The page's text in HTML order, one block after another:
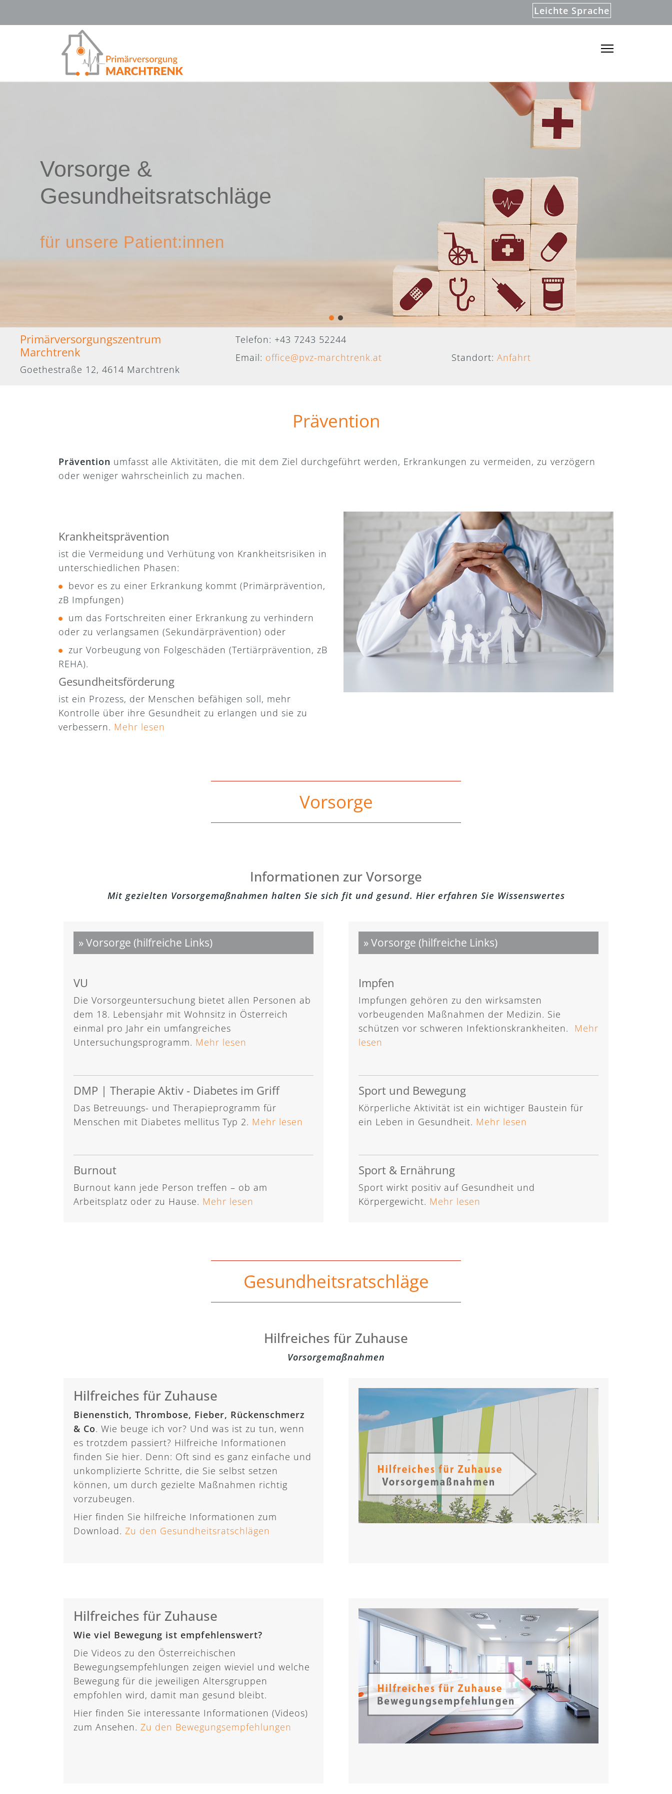
Leichte Sprache
Vorsorge &
Gesundheitsratschläge
für unsere Patient:innen
Primärversorgungszentrum
Marchtrenk
Goethestraße 12, 4614 Marchtrenk
Telefon: +43 7243 52244
Email: office@pvz-marchtrenk.at Standort: Anfahrt
Prävention
Prävention umfasst alle Aktivitäten, die mit dem Ziel durchgeführt werden, Erkrankungen zu vermeiden, zu verzögern
oder weniger wahrscheinlich zu machen.
Krankheitsprävention
ist die Vermeidung und Verhütung von Krankheitsrisiken in
unterschiedlichen Phasen:
bevor es zu einer Erkrankung kommt (Primärprävention,
zB Impfungen)
um das Fortschreiten einer Erkrankung zu verhindern
oder zu verlangsamen (Sekundärprävention) oder
zur Vorbeugung von Folgeschäden (Tertiärprävention, zB
REHA).
Gesundheitsförderung
ist ein Prozess, der Menschen befähigen soll, mehr
Kontrolle über ihre Gesundheit zu erlangen und sie zu
verbessern. Mehr lesen
Vorsorge
Informationen zur Vorsorge
Mit gezielten Vorsorgemaßnahmen halten Sie sich fit und gesund. Hier erfahren Sie Wissenswertes
» Vorsorge (hilfreiche Links)
VU
Die Vorsorgeuntersuchung bietet allen Personen ab
dem 18. Lebensjahr mit Wohnsitz in Österreich
einmal pro Jahr ein umfangreiches
Untersuchungsprogramm. Mehr lesen
DMP | Therapie Aktiv - Diabetes im Griff
Das Betreuungs- und Therapieprogramm für
Menschen mit Diabetes mellitus Typ 2. Mehr lesen
Burnout
Burnout kann jede Person treffen – ob am
Arbeitsplatz oder zu Hause. Mehr lesen
» Vorsorge (hilfreiche Links)
Impfen
Impfungen gehören zu den wirksamsten
vorbeugenden Maßnahmen der Medizin. Sie
schützen vor schweren Infektionskrankheiten. Mehr
lesen
Sport und Bewegung
Körperliche Aktivität ist ein wichtiger Baustein für
ein Leben in Gesundheit. Mehr lesen
Sport & Ernährung
Sport wirkt positiv auf Gesundheit und
Körpergewicht. Mehr lesen
Gesundheitsratschläge
Hilfreiches für Zuhause
Vorsorgemaßnahmen
Hilfreiches für Zuhause
Bienenstich, Thrombose, Fieber, Rückenschmerz
& Co. Wie beuge ich vor? Und was ist zu tun, wenn
es trotzdem passiert? Hilfreiche Informationen
finden Sie hier. Denn: Oft sind es ganz einfache und
unkomplizierte Schritte, die Sie selbst setzen
können, um durch gezielte Maßnahmen richtig
vorzubeugen.
Hier finden Sie hilfreiche Informationen zum
Download. Zu den Gesundheitsratschlägen
Hilfreiches für Zuhause
Wie viel Bewegung ist empfehlenswert?
Die Videos zu den Österreichischen
Bewegungsempfehlungen zeigen wieviel und welche
Bewegung für die jeweiligen Altersgruppen
empfohlen wird, damit man gesund bleibt.
Hier finden Sie interessante Informationen (Videos)
zum Ansehen. Zu den Bewegungsempfehlungen